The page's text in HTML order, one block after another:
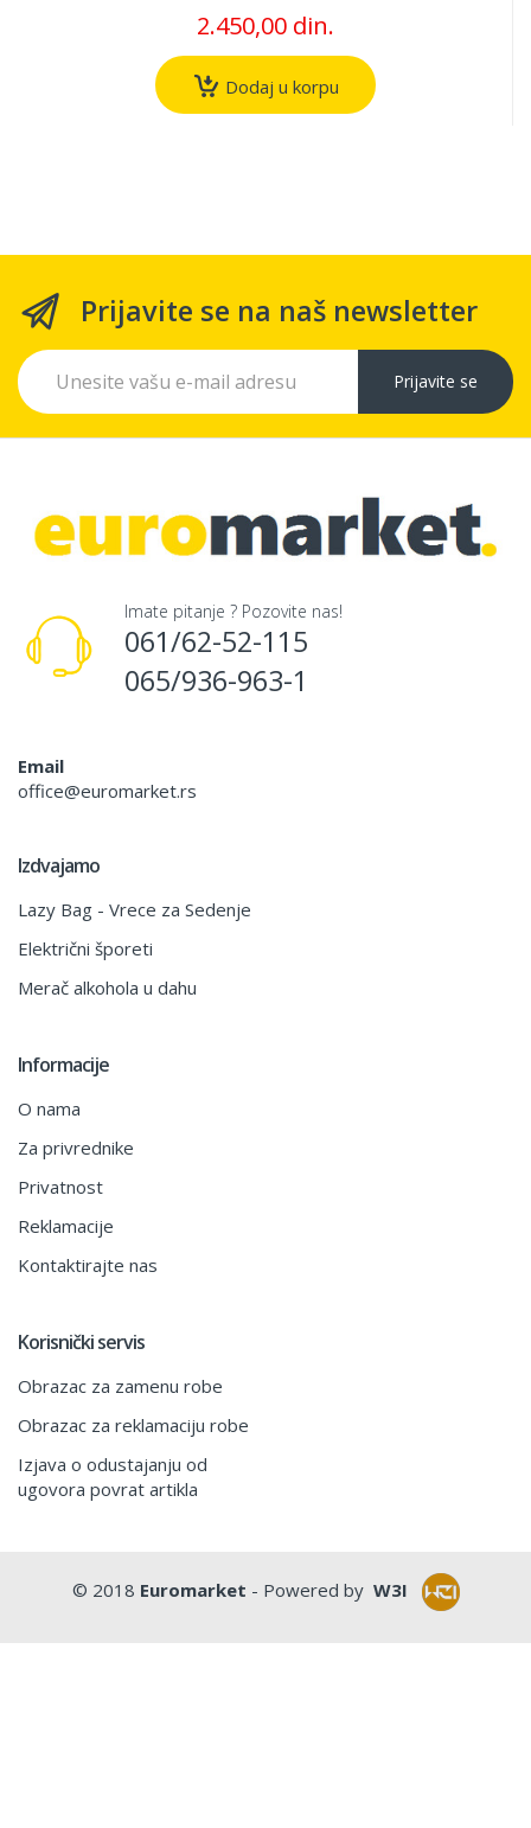
2.450,00 din.
Dodaj u korpu
Prijavite se na naš newsletter
Prijavite se
Imate pitanje ? Pozovite nas!
061/62-52-115
065/936-963-1
Email
office@euromarket.rs
Izdvajamo
Lazy Bag - Vrece za Sedenje
Električni šporeti
Merač alkohola u dahu
Informacije
O nama
Za privrednike
Privatnost
Reklamacije
Kontaktirajte nas
Korisnički servis
Obrazac za zamenu robe
Obrazac za reklamaciju robe
Izjava o odustajanju od
ugovora povrat artikla
© 2018 Euromarket - Powered by W3I